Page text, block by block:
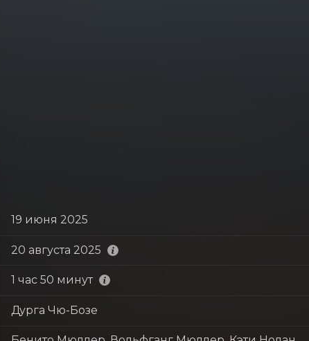
19 июня 2025
20 августа 2025
1 час 50 минут
Дурга Чю-Бозе